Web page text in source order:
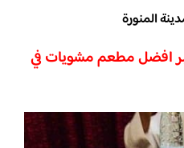
افضل مطعم مشويات في